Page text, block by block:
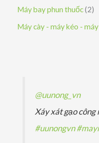
ẩ
m
ả
3
m
Máy bay phun thuốc 22
s
m
Máy cày - máy kéo -
@uunong_vn
Xáy xát gạo
#uunongvn